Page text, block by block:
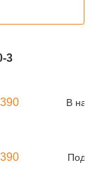
3
В
Под